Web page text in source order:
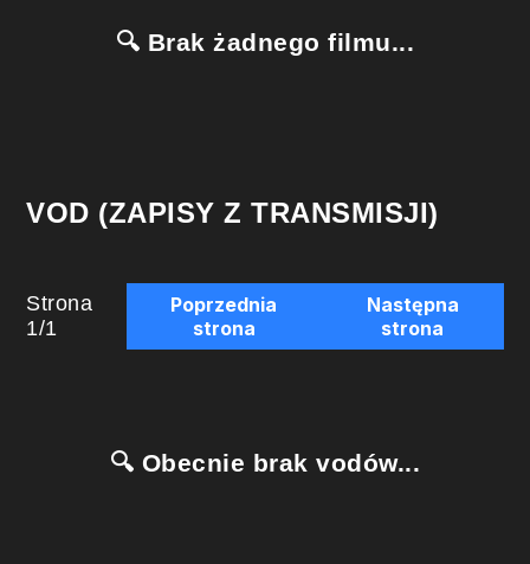
🔍 Brak żadnego filmu...
VOD (ZAPISY Z TRANSMISJI)
Strona
1/1
Poprzednia
strona
Następna
strona
🔍 Obecnie brak vodów...